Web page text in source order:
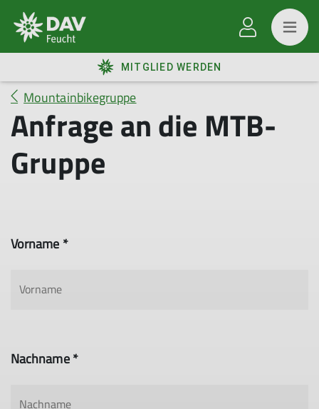
MITGLIED WERDEN
Mountainbikegruppe
Anfrage an die MTB-
Gruppe
Vorname *
Nachname *